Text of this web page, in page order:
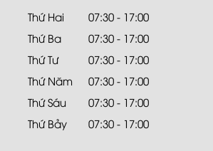
Thứ Hai
07:30 - 17:00
Thứ Ba
07:30 - 17:00
Thứ Tư
07:30 - 17:00
Thứ Năm
07:30 - 17:00
Thứ Sáu
07:30 - 17:00
Thứ Bảy
07:30 - 17:00